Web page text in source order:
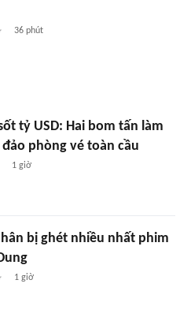
36 phút
tỷ USD: Hai bom tấn làm
phòng vé toàn cầu
1 giờ
bị ghét nhiều nhất phim
1 giờ